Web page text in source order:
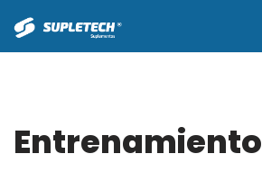
Saltar
Entrenamiento